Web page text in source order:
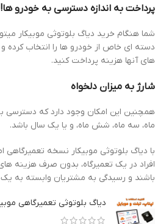
پرداخت به اندازه دسترسی به خودرو ها!
شما هنگام خرید دیاگ بلوتوثی موبیکار
دسته ای خاص از خودرو ها را انتخاب کرده
های آنها هزینه پرداخت کنید.
شارژ به میزان دلخواه
همچنین این امکان وجود دارد که دسترسی
ماه، سه ماه، شش ماه، و یا یک سال باشد.
با دیاگ بلوتوثی موبیکار نسخه تعمیرگاهی
افراد در یک تعمیرگاه، بدون صرف هزینه
باشند و رسیدگی به مشتریان وابسته به
دیاگ بلوتوثی تعمیرگاهی